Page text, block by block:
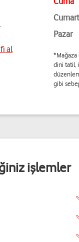
al
Pazar
*Mağaza
dini tatil,
gibi
işlemler